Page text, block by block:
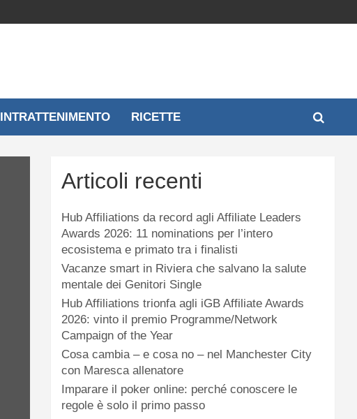
INTRATTENIMENTO RICETTE
Articoli recenti
Hub Affiliations da record agli Affiliate Leaders
Awards 2026: 11 nominations per l’intero
ecosistema e primato tra i finalisti
Vacanze smart in Riviera che salvano la salute
mentale dei Genitori Single
Hub Affiliations trionfa agli iGB Affiliate Awards
2026: vinto il premio Programme/Network
Campaign of the Year
Cosa cambia – e cosa no – nel Manchester City
con Maresca allenatore
Imparare il poker online: perché conoscere le
regole è solo il primo passo